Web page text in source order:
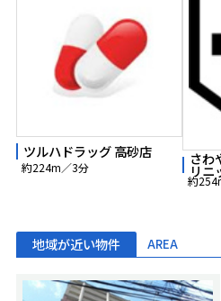
ツルハドラッグ 高砂店
約224m／3分 さわ
リニ
約
地域が近い物件 AREA